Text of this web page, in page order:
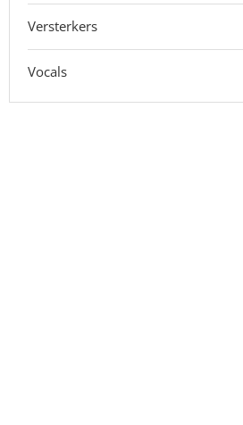
Versterkers
Vocals